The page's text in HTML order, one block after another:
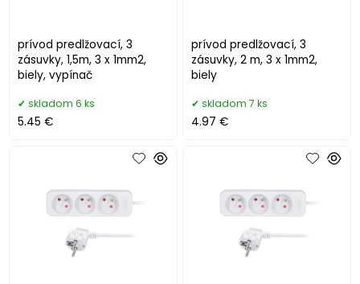
prívod predlžovací, 3
zásuvky, 1,5m, 3 x 1mm2,
biely, vypínač
skladom 6 ks
5.45 €
prívod predlžovací, 3
zásuvky, 2 m, 3 x 1mm2,
biely
skladom 7 ks
4.97 €